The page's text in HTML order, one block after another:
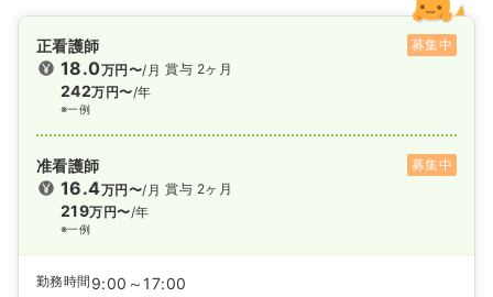
正看護師 募集中
18.0万円〜/月
242万円〜/年
※一例
賞与 2ヶ月
准看護師 募集中
16.4万円〜/月
219万円〜/年
※一例
賞与 2ヶ月
勤務時間 9:00～17:00